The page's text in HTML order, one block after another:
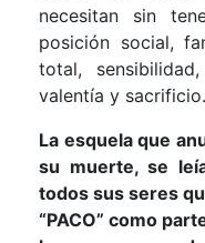
necesitan sin
posición social,
total,
valentía y sacrificio.
La esquela que
su muerte, se
todos sus seres
“PACO” como